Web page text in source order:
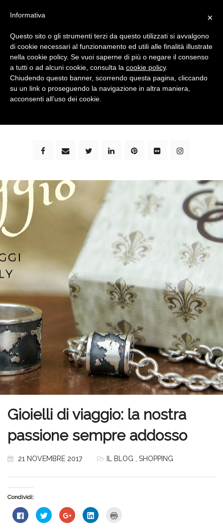
bimbi e viaggi - family travel blog: community #1 in
Gioielli di viaggio: la nostra
passione sempre addosso
21 NOVEMBRE 2017 IL BLOG SHOPPING
Condividi:
Fai
clic
Fai
clic
Fai
clic
Fai
clic
×
Informativa
Questo sito o gli strumenti terzi da questo utilizzati si avvalgono
di cookie necessari al funzionamento ed utili alle finalità illustrate
nella cookie policy. Se vuoi saperne di più o negare il consenso
a tutti o ad alcuni cookie, consulta la cookie policy.
Chiudendo questo banner, scorrendo questa pagina, cliccando
su un link o proseguendo la navigazione in altra maniera,
acconsenti all’uso dei cookie.